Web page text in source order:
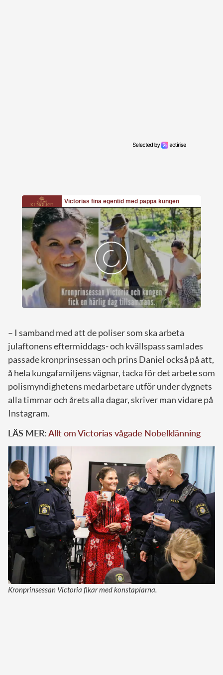
– I samband med att de poliser som ska arbeta
julaftonens eftermiddags- och kvällspass samlades
passade kronprinsessan och prins Daniel också på att,
å hela kungafamiljens vägnar, tacka för det arbete som
polismyndighetens medarbetare utför under dygnets
alla timmar och årets alla dagar, skriver man vidare på
Instagram.
LÄS MER:Allt om Victorias vågade Nobelklänning
Kronprinsessan Victoria fikar med konstaplarna.